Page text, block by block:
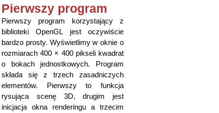
Pierwszy program
Pierwszy program korzystający z
biblioteki OpenGL jest oczywiście
bardzo prosty. Wyświetlimy w oknie o
rozmiarach 400 × 400 pikseli kwadrat
o bokach jednostkowych. Program
składa się z trzech zasadniczych
elementów. Pierwszy to funkcja
rysująca scenę 3D, drugim jest
inicjacja okna renderingu a trzecim